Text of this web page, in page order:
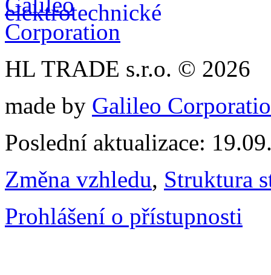
HL TRADE s.r.o. © 2026
made by Galileo
Poslední aktualizace:
Změna vzhledu, Struktura
Prohlášení o přístupnosti